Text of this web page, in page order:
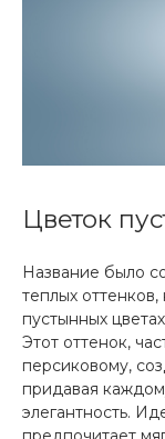
Цветок
Название было
теплых
пустынных
Этот оттенок,
персиковому,
придавая
элегантность.